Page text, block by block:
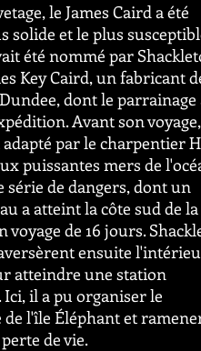
le James Caird a été
solide et le plus
été nommé par
Key Caird, un fabricant
dont le parrainage
Avant son
par le charpentier
puissantes mers de
de dangers, dont un
a atteint la côte sud de la
voyage de 16 jours.
ensuite
atteindre une station
il a pu organiser le
l'île Éléphant et
de vie.